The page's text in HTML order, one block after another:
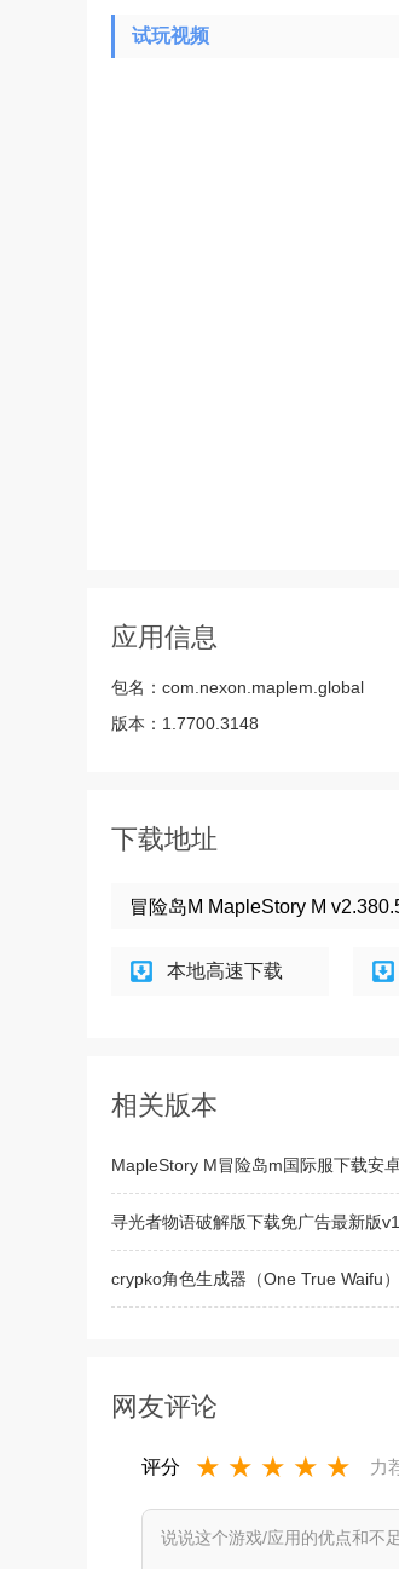
试玩视频
应用信息
包名： com.nexon.maplem.global
版本： 1.7700.3148
下载地址
冒险岛M MapleStory M
本地高速下载
相关版本
MapleStory M冒险岛m国际服下载安
寻光者物语破解版下载免广告最新版
crypko角色生成器（One True Waifu
网友评论
评分 ★ ★ ★ ★ ★ 力